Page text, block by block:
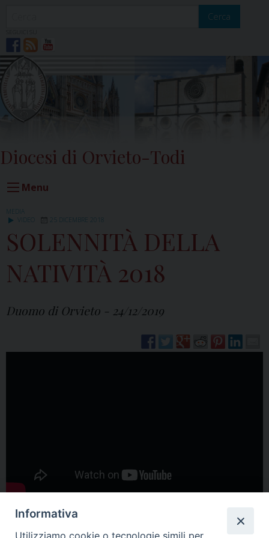
Cerca
Diocesi di Orvieto-Todi
Menu
MEDIA
VIDEO
25 DICEMBRE 2018
SOLENNITÀ DELLA
NATIVITÀ 2018
Duomo di Orvieto - 24/12/2019
Informativa